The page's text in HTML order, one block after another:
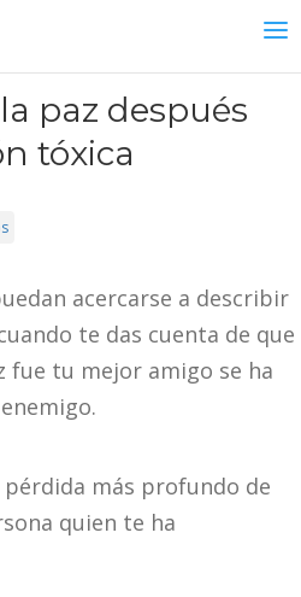
paz después
tóxica
acercarse a describir
te das cuenta de que
fue tu mejor amigo se ha
más profundo de
quien te ha